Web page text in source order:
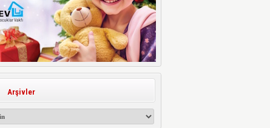
Arşivler